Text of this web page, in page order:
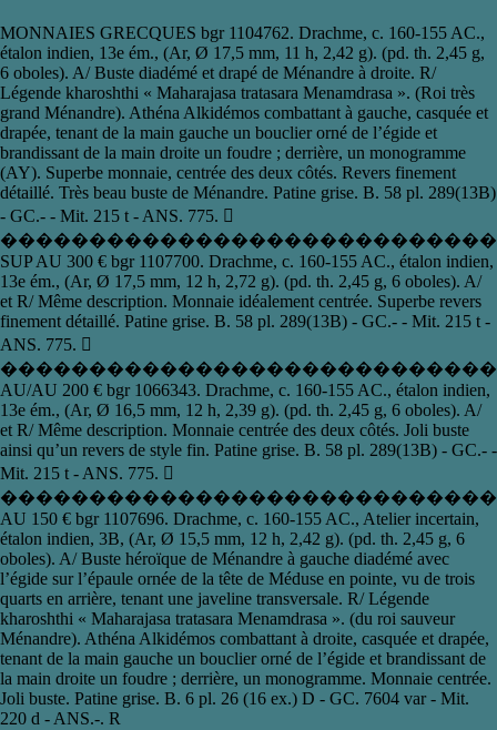
MONNAIES GRECQUES bgr 1104762. Drachme, c. 160-155 AC.,
étalon indien, 13e ém., (Ar, Ø 17,5 mm, 11 h, 2,42 g). (pd. th. 2,45 g,
6 oboles). A/ Buste diadémé et drapé de Ménandre à droite. R/
Légende kharoshthi « Maharajasa tratasara Menamdrasa ». (Roi très
grand Ménandre). Athéna Alkidémos combattant à gauche, casquée et
drapée, tenant de la main gauche un bouclier orné de l’égide et
brandissant de la main droite un foudre ; derrière, un monogramme
(AY). Superbe monnaie, centrée des deux côtés. Revers finement
détaillé. Très beau buste de Ménandre. Patine grise. B. 58 pl. 289(13B)
- GC.- - Mit. 215 t - ANS. 775. 
SUP AU 300 € bgr 1107700. Drachme, c. 160-155 AC., étalon indien,
13e ém., (Ar, Ø 17,5 mm, 12 h, 2,72 g). (pd. th. 2,45 g, 6 oboles). A/
et R/ Même description. Monnaie idéalement centrée. Superbe revers
finement détaillé. Patine grise. B. 58 pl. 289(13B) - GC.- - Mit. 215 t -
ANS. 775. 
AU/AU 200 € bgr 1066343. Drachme, c. 160-155 AC., étalon indien,
13e ém., (Ar, Ø 16,5 mm, 12 h, 2,39 g). (pd. th. 2,45 g, 6 oboles). A/
et R/ Même description. Monnaie centrée des deux côtés. Joli buste
ainsi qu’un revers de style fin. Patine grise. B. 58 pl. 289(13B) - GC.- -
Mit. 215 t - ANS. 775. 
AU 150 € bgr 1107696. Drachme, c. 160-155 AC., Atelier incertain,
étalon indien, 3B, (Ar, Ø 15,5 mm, 12 h, 2,42 g). (pd. th. 2,45 g, 6
oboles). A/ Buste héroïque de Ménandre à gauche diadémé avec
l’égide sur l’épaule ornée de la tête de Méduse en pointe, vu de trois
quarts en arrière, tenant une javeline transversale. R/ Légende
kharoshthi « Maharajasa tratasara Menamdrasa ». (du roi sauveur
Ménandre). Athéna Alkidémos combattant à droite, casquée et drapée,
tenant de la main gauche un bouclier orné de l’égide et brandissant de
la main droite un foudre ; derrière, un monogramme. Monnaie centrée.
Joli buste. Patine grise. B. 6 pl. 26 (16 ex.) D - GC. 7604 var - Mit.
220 d - ANS.-. R